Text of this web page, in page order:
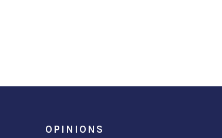
OPINIONS